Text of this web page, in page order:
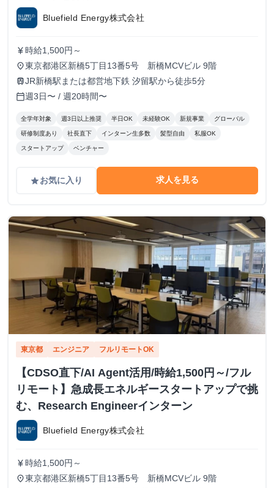
Bluefield Energy株式会社
currency_yen 時給1,500円～
place東京都港区新橋5丁目13番5号 新橋MCVビル 9階
trainJR新橋駅または都営地下鉄 汐留駅から徒歩5分
calendar_today週3日〜 / 週20時間〜
全学年対象 週3日以上推奨 半日OK 未経験OK 新規事業 グローバル
研修制度あり 社長直下 インターン生多数 髪型自由 私服OK
スタートアップ ベンチャー
gradeお気に入り 求人を見る
東京都 エンジニア フルリモートOK
【CDSO直下/AI Agent活用/時給1,500円～/フル
リモート】急成長エネルギースタートアップで挑
む、Research Engineerインターン
Bluefield Energy株式会社
currency_yen 時給1,500円～
place東京都港区新橋5丁目13番5号 新橋MCVビル 9階